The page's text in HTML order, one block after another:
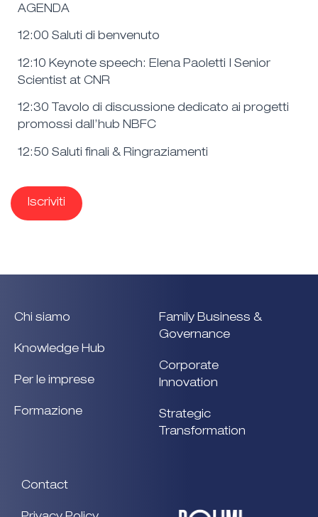
AGENDA
12:00 Saluti di benvenuto
12:10 Keynote speech: Elena Paoletti | Senior
Scientist at CNR
12:30 Tavolo di discussione dedicato ai progetti
promossi dall’hub NBFC
12:50 Saluti finali & Ringraziamenti
Iscriviti
Chi siamo
Knowledge Hub
Per le imprese
Formazione
Family Business &
Governance
Corporate
Innovation
Strategic
Transformation
Contact